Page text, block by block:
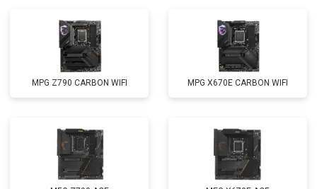
MPG Z790 CARBON WIFI MPG X670E CARBON WIFI